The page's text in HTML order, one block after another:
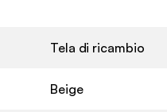
Tela di ricambio
Beige